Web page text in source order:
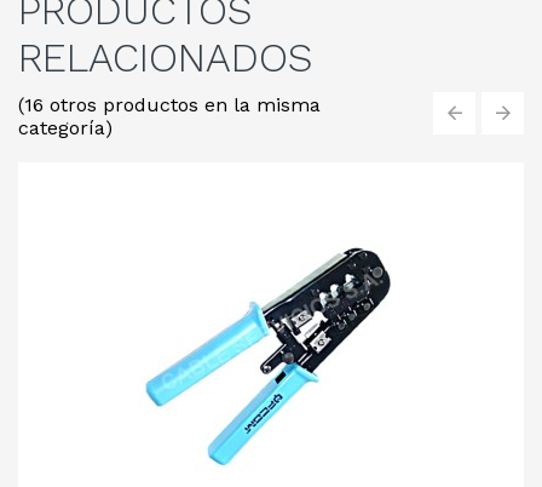
PRODUCTOS
RELACIONADOS
(16 otros productos en la misma
categoría)